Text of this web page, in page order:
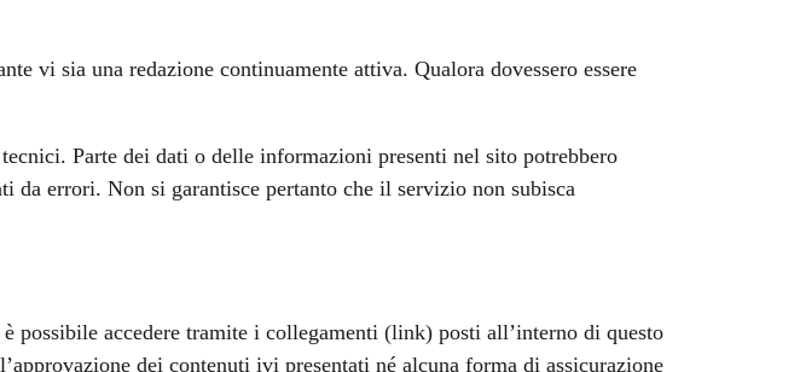
vi sia una redazione continuamente attiva. Qualora dovessero essere
Parte dei dati o delle informazioni presenti nel sito potrebbero
errori. Non si garantisce pertanto che il servizio non subisca
possibile accedere tramite i collegamenti (link) posti all’interno di questo
dei contenuti ivi presentati né alcuna forma di assicurazione